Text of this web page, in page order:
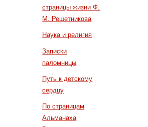
страницы жизни Ф.
М. Решетникова
Наука и религия
Записки
паломницы
Путь к детскому
сердцу
По страницам
Альманаха